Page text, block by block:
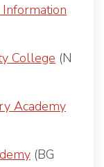
College (N
Academy
(BG